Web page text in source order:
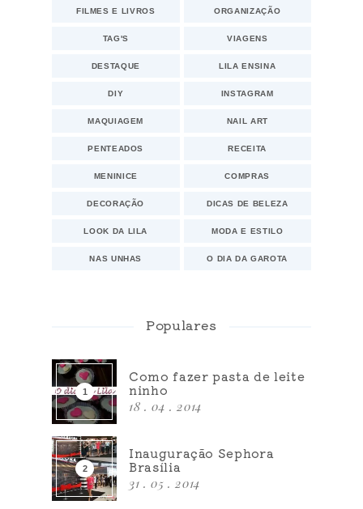
FILMES E LIVROS ORGANIZAÇÃO
TAG'S VIAGENS
DESTAQUE LILA ENSINA
DIY INSTAGRAM
MAQUIAGEM NAIL ART
PENTEADOS RECEITA
MENINICE COMPRAS
DECORAÇÃO DICAS DE BELEZA
LOOK DA LILA MODA E ESTILO
NAS UNHAS O DIA DA GAROTA
Populares
Como fazer pasta de leite
ninho
18 . 04 . 2014
Inauguração Sephora
Brasília
31 . 05 . 2014